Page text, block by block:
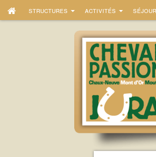
structures activités